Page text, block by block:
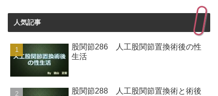
人気記事
股関節286 人工股関節置換術後の性
生活
股関節288 人工股関節置換術と術後